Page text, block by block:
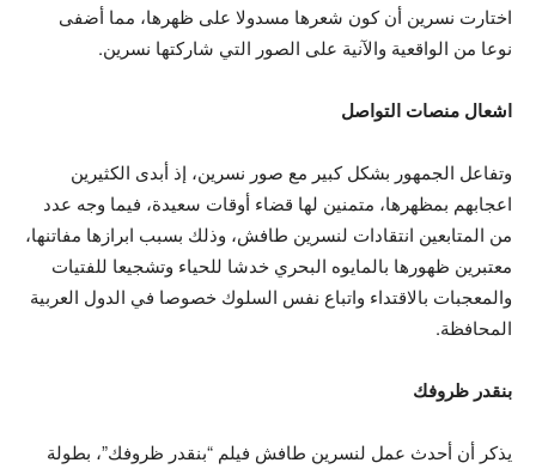
اختارت نسرين أن كون شعرها مسدولا على ظهرها، مما أضفى
نوعا من الواقعية والآنية على الصور التي شاركتها نسرين.
اشعال منصات التواصل
وتفاعل الجمهور بشكل كبير مع صور نسرين، إذ أبدى الكثيرين
اعجابهم بمظهرها، متمنين لها قضاء أوقات سعيدة، فيما وجه عدد
من المتابعين انتقادات لنسرين طافش، وذلك بسبب ابرازها مفاتنها،
معتبرين ظهورها بالمايوه البحري خدشا للحياء وتشجيعا للفتيات
والمعجبات بالاقتداء واتباع نفس السلوك خصوصا في الدول العربية
المحافظة.
بنقدر ظروفك
يذكر أن أحدث عمل لنسرين طافش فيلم “بنقدر ظروفك”، بطولة